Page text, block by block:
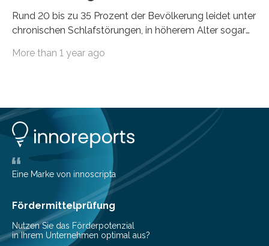
Rund 20 bis zu 35 Prozent der Bevölkerung leidet unter
chronischen Schlafstörungen, in höherem Alter sogar
Erwachsene kennt zudem ein kurzfristiges Schlafdefizit:
Forscher:innen konnten in einer aktuellen Metastudie
zeigen, dass sich die jeweils beteiligten Gehirnregionen
deutlich unterscheiden. Die Ergebnisse der Studie
wurden im Fachmagazin JAMA Psychiatry
veröffentlicht. „Schlechter…
More than 1 year ago
Eine Marke von innoscripta
Fördermittelprüfung
Nutzen Sie das Förderpotenzial
in Ihrem Unternehmen optimal aus?